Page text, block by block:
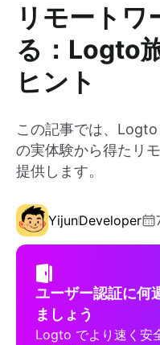
リモートワ
る：Logto
ヒント
この記事では、
の実体験から得たリ
提供します。
YijunDeveloper
ユーザー認証に何
ましょう
Logto でより速く安